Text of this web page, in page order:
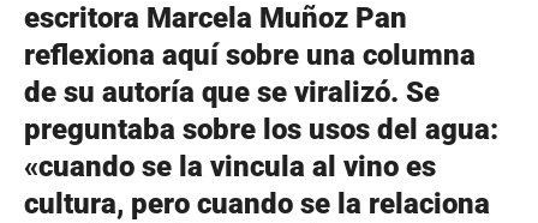
escritora Marcela Muñoz Pan
reflexiona aquí sobre una columna
de su autoría que se viralizó. Se
preguntaba sobre los usos del agua:
«cuando se la vincula al vino es
cultura, pero cuando se la relaciona